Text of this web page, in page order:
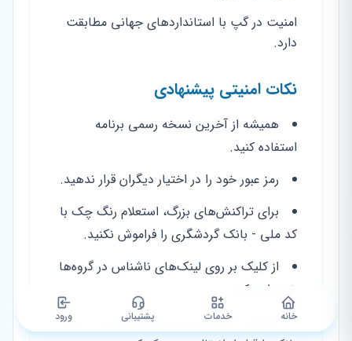
امنیت در گپ با استانداردهای جهانی مطابقت
دارد.
نکات امنیتی پیشنهادی
همیشه از آخرین نسخه رسمی برنامه
استفاده کنید.
رمز عبور خود را در اختیار دیگران قرار ندهید.
برای تراکنش‌های بزرگ، استعلام رنگ چک با
کد ملی - بانک گردشگری را فراموش نکنید.
از کلیک بر روی لینک‌های ناشناس در گروه‌ها
خودداری کنید.
وضعیت استعلام و بررسی شماره شبا - پست
خانه خدمات پشتیبانی ورود